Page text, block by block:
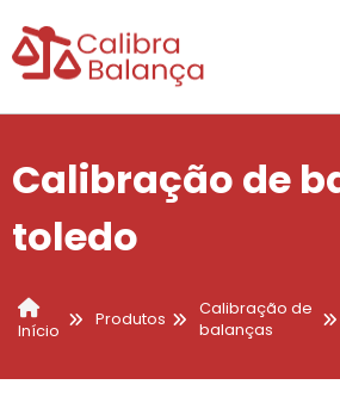
Calibração de
toledo
Início
Produtos
Calibração de
balanças